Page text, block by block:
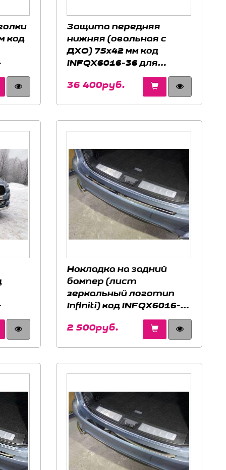
код
Защита передняя
нижняя (овальная с
ДХО) 75х42 мм код
INFQX6016-36 для
INFINITI QX60 2016-
36 400руб.
Накладка на задний
бампер (лист
зеркальный логотип
Infiniti) код INFQX6016-
15 для INFINITI QX60
2016-
2 500руб.